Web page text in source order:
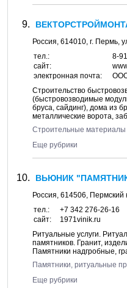
Россия, 614010, г. Пермь,
тел.:
8-
сайт:
электронная почта:
Строительство
(быстровозводимые
бруса, сайдинг), дома из
металлические ворота,
Строительные материалы
Еще рубрики
ВЬЮНИК
Россия, 614506, Пермский
тел.:
+7 342 276-26-16
сайт:
1971vinik.ru
Ритуальные услуги.
памятников. Гранит,
Памятники надгробные,
Памятники, ритуальные
Еще рубрики